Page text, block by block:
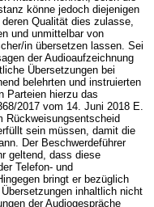
könne jedoch diejenigen
Qualität dies zulasse,
und unmittelbar von
in übersetzen lassen. Sei
der Audioaufzeichnung
Übersetzungen bei
belehrten und instruierten
Parteien hierzu das
2017 vom 14. Juni 2018 E.
Rückweisungsentscheid
sein müssen, damit die
Der Beschwerdeführer
geltend, dass diese
Telefon- und
bringt er bezüglich
inhaltlich nicht
der Audiogespräche